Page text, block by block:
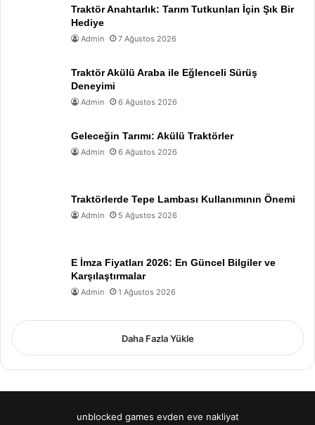
Traktör Anahtarlık: Tarım Tutkunları İçin Şık Bir
Hediye
Admin 7 Ağustos 2026
Traktör Akülü Araba ile Eğlenceli Sürüş
Deneyimi
Admin 6 Ağustos 2026
Geleceğin Tarımı: Akülü Traktörler
Admin 6 Ağustos 2026
Traktörlerde Tepe Lambası Kullanımının Önemi
Admin 5 Ağustos 2026
E İmza Fiyatları 2026: En Güncel Bilgiler ve
Karşılaştırmalar
Admin 1 Ağustos 2026
Daha Fazla Yükle
unblocked games evden eve nakliyat